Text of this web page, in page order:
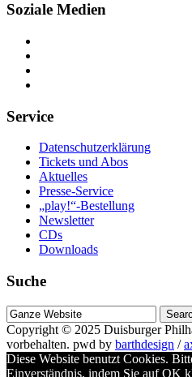
Soziale Medien
Service
Datenschutzerklärung
Tickets und Abos
Aktuelles
Presse-Service
„play!“-Bestellung
Newsletter
CDs
Downloads
Suche
Suche
nach
Copyright © 2025 Duisburger
vorbehalten. pwd by barthdesign /
Diese Website benutzt Cookies.
Einverständnis, indem Sie auf OK